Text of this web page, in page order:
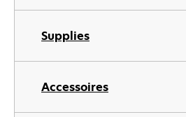
Supplies
Accessoires